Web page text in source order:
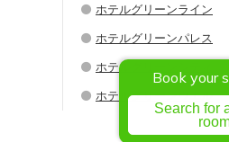
ホテルグリーンライン
ホテルグリーンパレス
ホテルグリーンシティ
ホテルグリーンウエル